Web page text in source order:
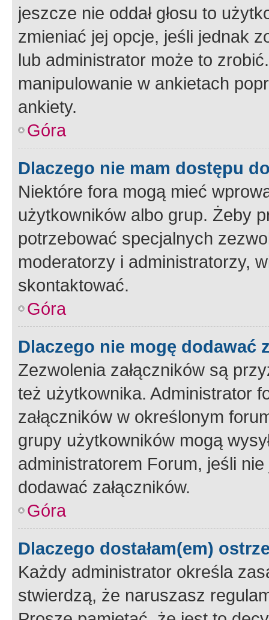
jeszcze nie oddał głosu to
zmieniać jej opcje, jeśli jednak
lub administrator może to
manipulowanie w ankietach
ankiety.
Góra
Dlaczego nie mam dostępu
Niektóre fora mogą mieć
użytkowników albo grup. Żeby
potrzebować specjalnych
moderatorzy i administratorzy,
skontaktować.
Góra
Dlaczego nie mogę dodawać
Zezwolenia załączników są
też użytkownika. Administrator
załączników w określonym
grupy użytkowników mogą
administratorem Forum, jeśli
dodawać załączników.
Góra
Dlaczego dostałam(em)
Każdy administrator określa
stwierdzą, że naruszasz